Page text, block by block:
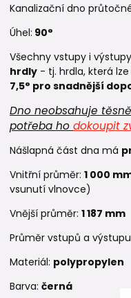
Kanalizační dno
Úhel: 90°
Všechny vstupy i
hrdly - tj. hrdla, která
7,5° pro snadnější
Dno neobsahuje
potřeba ho dokoupit
Nášlapná část dna má
Vnitřní průměr: 1 000
vsunutí vlnovce)
Vnější průměr: 1 187 mm
Průměr vstupů a
Materiál: polypropylen
Barva: černá